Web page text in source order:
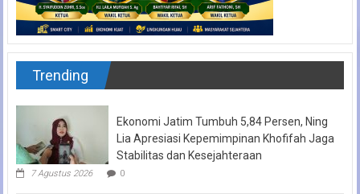
Trending
Ekonomi Jatim Tumbuh 5,84 Persen, Ning
Lia Apresiasi Kepemimpinan Khofifah Jaga
Stabilitas dan Kesejahteraan
7 Agustus 2026 0